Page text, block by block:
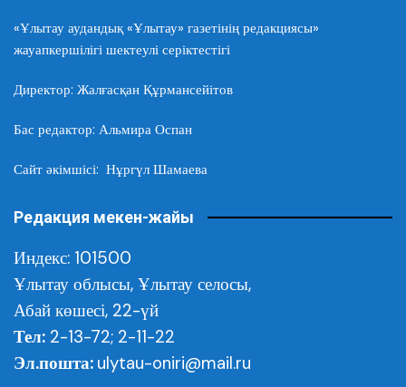
«Ұлытау аудандық «Ұлытау» газетінің редакциясы»
жауапкершілігі шектеулі серіктестігі
Директор: Жалғасқан Құрмансейітов
Бас редактор: Альмира Оспан
Сайт әкімшісі: Нұргүл Шамаева
Редакция мекен-жайы
Индекс: 101500
Ұлытау облысы, Ұлытау селосы,
Абай көшесі, 22-үй
Тел: 2-13-72; 2-11-22
Эл.пошта: ulytau-oniri@mail.ru